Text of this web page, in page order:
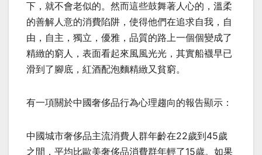
下，就不會老似的。然而這些鼓舞著人心的，溫柔
的善解人意的消費陷阱，使得他們在追求自我，自
由，自主，獨立，優雅，品質的路上一個個變成了
精緻的窮人，表面看起來風風光光，其實船襪早已
滑到了腳底，紅酒配泡麵精緻又貧窮。
有一項關於中國奢侈品行為心理趨向的報告顯示：
中國城市奢侈品主流消費人群年齡在22歲到45歲
之間，平均比歐美奢侈品消費群年輕了15歲。如果